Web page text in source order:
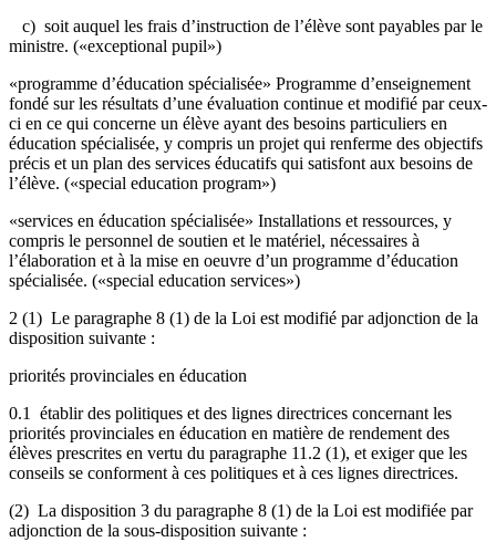
c) soit auquel les frais d’instruction de l’élève sont payables par le
ministre. («exceptional pupil»)
«programme d’éducation spécialisée» Programme d’enseignement
fondé sur les résultats d’une évaluation continue et modifié par ceux-
ci en ce qui concerne un élève ayant des besoins particuliers en
éducation spécialisée, y compris un projet qui renferme des objectifs
précis et un plan des services éducatifs qui satisfont aux besoins de
l’élève. («special education program»)
«services en éducation spécialisée» Installations et ressources, y
compris le personnel de soutien et le matériel, nécessaires à
l’élaboration et à la mise en oeuvre d’un programme d’éducation
spécialisée. («special education services»)
2 (1) Le paragraphe 8 (1) de la Loi est modifié par adjonction de la
disposition suivante :
priorités provinciales en éducation
0.1 établir des politiques et des lignes directrices concernant les
priorités provinciales en éducation en matière de rendement des
élèves prescrites en vertu du paragraphe 11.2 (1), et exiger que les
conseils se conforment à ces politiques et à ces lignes directrices.
(2) La disposition 3 du paragraphe 8 (1) de la Loi est modifiée par
adjonction de la sous-disposition suivante :